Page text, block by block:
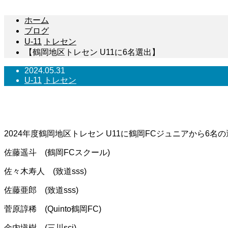
ホーム
ブログ
U-11
トレセン
【鶴岡地区トレセン U11に6名選出】
2024.05.31
U-11
トレセン
2024年度鶴岡地区トレセン U11に鶴岡FCジュニアから6名の
佐藤遥斗 (鶴岡FCスクール)
佐々木寿人 (致道sss)
佐藤亜郎 (致道sss)
菅原諄稀 (Quinto鶴岡FC)